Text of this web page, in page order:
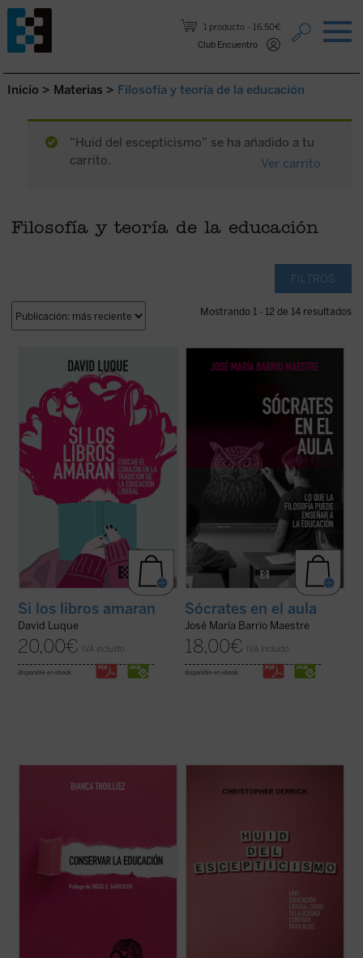
1 producto
16,50€
Club Encuentro
Saltar al contenido.
Inicio > Materias > Filosofía y teoría de la educación
“Huid del escepticismo” se ha añadido a tu
carrito.
Ver carrito
Filosofía y teoría de la educación
FILTROS
Mostrando 1 - 12 de 14 resultados
David Luque investiga la teoría de la
«educación liberal» a fin de hablar sobre el
amor: el amor a los libros, el amor a las
criaturas y el amor divino. Un conjunto de
ensayos que pueden ser leídos
separadamente o en conjunto por
cualquiera ...
(ver ficha)
Si los libros amaran
David Luque
20,00€ IVA incluido
disponible en ebook:
Frente a la tecnificación del aprendizaje y
los eslóganes pedagógicos, este libro
saber. Una obra inspiradora que devuelve
esperanza y sentido a la docencia: ...(ver
Sócrates en el aula
José María Barrio Maestre
18,00€ IVA incluido
disponible en ebook:
respirar hondo y repensar el rumbo de la
(ver ficha)
la educación, especialmente de la